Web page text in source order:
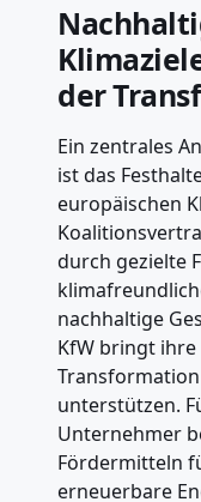
der
Ein zentrales
ist das
europäischen
durch gezielte
nachhaltige
KfW bringt
unterstützen.
Unternehmer
Fördermitteln
erneuerbare